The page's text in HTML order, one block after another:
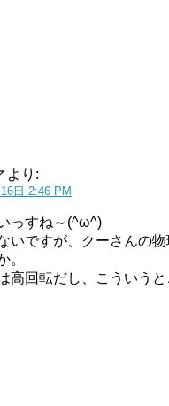
より:
日 2:46 PM
っすね～(^ω^)
いですが、クーさんの
。
高回転だし、こういう